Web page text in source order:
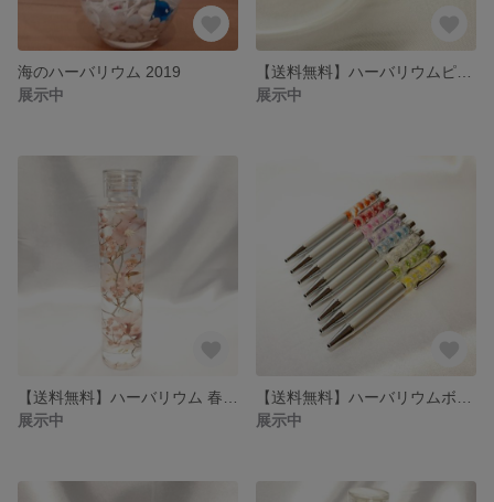
海のハーバリウム 2019
展示中
展示中
展示中
展示中